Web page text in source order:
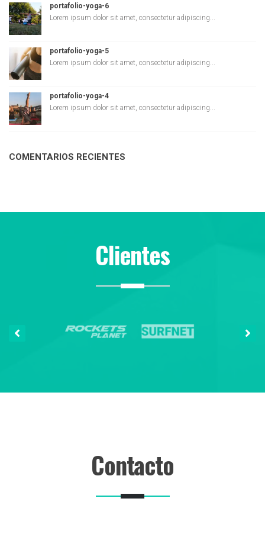
portafolio-yoga-6
Lorem ipsum dolor sit amet, consectetur adipiscing...
portafolio-yoga-5
Lorem ipsum dolor sit amet, consectetur adipiscing...
portafolio-yoga-4
Lorem ipsum dolor sit amet, consectetur adipiscing...
COMENTARIOS RECIENTES
Clientes
Contacto